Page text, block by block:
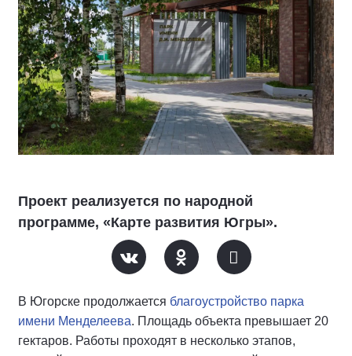
Проект реализуется по народной
программе, «Карте развития Югры».
В Югорске продолжается благоустройство парка
имени Менделеева. Площадь объекта превышает 20
гектаров. Работы проходят в несколько этапов,